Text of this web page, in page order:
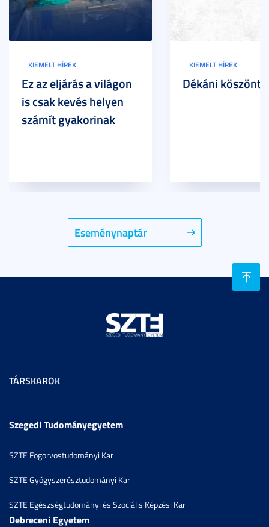
Eseménynaptár
KIEMELT HÍREK
Ez az eljárás a világon
is csak kevés helyen
számít gyakorinak
KIEMELT HÍREK
Dékáni köszöntő
TÁRSKAROK
Szegedi Tudományegyetem
SZTE Fogorvostudományi Kar
SZTE Gyógyszerésztudományi Kar
SZTE Egészségtudományi és Szociális Képzési Kar
Debreceni Egyetem